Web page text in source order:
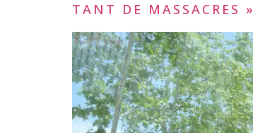
TANT DE MASSACRES »